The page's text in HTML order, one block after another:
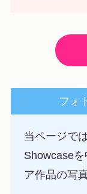
フォ
当ページで
Showcase
ア作品の写